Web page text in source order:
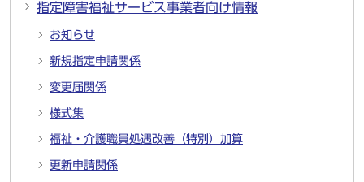
指定障害福祉サービス事業者向け情報
お知らせ
新規指定申請関係
変更届関係
様式集
福祉・介護職員処遇改善（特別）加算
更新申請関係